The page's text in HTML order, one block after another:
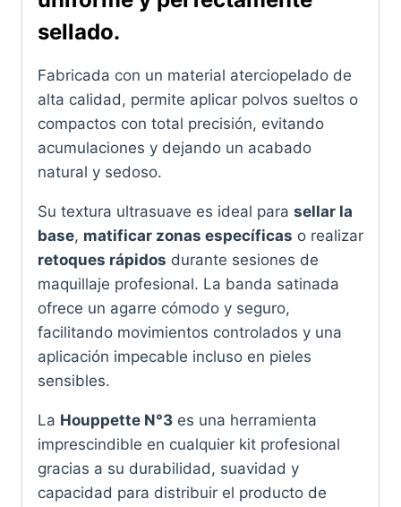
sellado.
Fabricada con un material aterciopelado de
alta calidad, permite aplicar polvos sueltos o
compactos con total precisión, evitando
acumulaciones y dejando un acabado
natural y sedoso.
Su textura ultrasuave es ideal para sellar la
base, matificar zonas específicas o realizar
retoques rápidos durante sesiones de
maquillaje profesional. La banda satinada
ofrece un agarre cómodo y seguro,
facilitando movimientos controlados y una
aplicación impecable incluso en pieles
sensibles.
La Houppette N°3 es una herramienta
imprescindible en cualquier kit profesional
gracias a su durabilidad, suavidad y
capacidad para distribuir el producto de